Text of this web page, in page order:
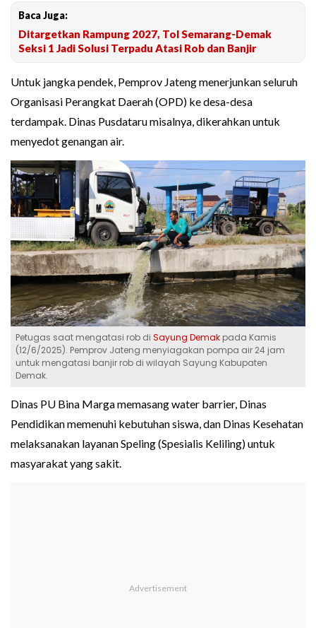
Baca Juga:
Ditargetkan Rampung 2027, Tol Semarang-Demak
Seksi 1 Jadi Solusi Terpadu Atasi Rob dan Banjir
Untuk jangka pendek, Pemprov Jateng menerjunkan seluruh
Organisasi Perangkat Daerah (OPD) ke desa-desa
terdampak. Dinas Pusdataru misalnya, dikerahkan untuk
menyedot genangan air.
Petugas saat mengatasi rob di Sayung Demak pada Kamis
(12/6/2025). Pemprov Jateng menyiagakan pompa air 24 jam
untuk mengatasi banjir rob di wilayah Sayung Kabupaten
Demak.
Dinas PU Bina Marga memasang water barrier, Dinas
Pendidikan memenuhi kebutuhan siswa, dan Dinas Kesehatan
melaksanakan layanan Speling (Spesialis Keliling) untuk
masyarakat yang sakit.